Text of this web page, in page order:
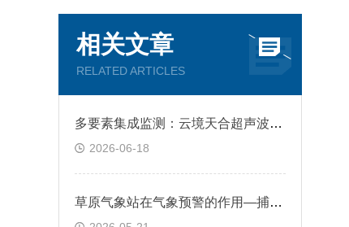
相关文章
RELATED ARTICLES
多要素集成监测：云境天合超声波气象站野外无人值守自动上传数据
2026-06-18
草原气象站在气象预警的作用—捕捉气象信息，发布预警信息，做好防灾减灾